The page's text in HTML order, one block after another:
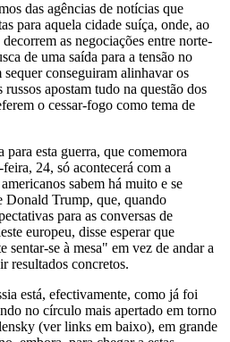
das agências de notícias que
para aquela cidade suíça, onde, ao
as negociações entre norte-
de uma saída para a tensão no
conseguiram alinhavar os
apostam tudo na questão dos
o cessar-fogo como tema de
esta guerra, que comemora
24, só acontecerá com a
sabem há muito e se
Donald Trump, que, quando
para as conversas de
europeu, disse esperar que
sentar-se à mesa" em vez de andar a
resultados concretos.
está, efectivamente, como já foi
no círculo mais apertado em torno
(ver links em baixo), em grande